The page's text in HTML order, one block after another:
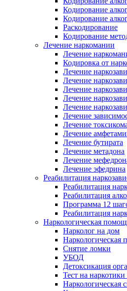
Кодирование
Кодирование
Раскодирование
Кодирование
Лечение наркомании
Лечение
Кодировка от
Лечение
Лечение
Лечение
Лечение
Лечение
Лечение
Лечение
Лечение
Лечение бутирата
Лечение метадона
Лечение
Лечение эфедрина
Реабилитация
Реабилитация
Реабилитация
Программа 12
Реабилитация
Наркологическая
Нарколог на дом
Наркологическая
Снятие ломки
УБОД
Детоксикация
Тест на
Наркологическая